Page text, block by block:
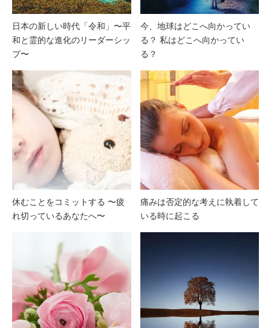
日本の新しい時代「令和」〜平
和と霊的な進化のリーダーシッ
プ〜
今、地球はどこへ向かってい
る？ 私はどこへ向かってい
る？
休むことをコミットする 〜疲
れ切っているあなたへ〜
痛みは否定的な考えに執着して
いる時に起こる